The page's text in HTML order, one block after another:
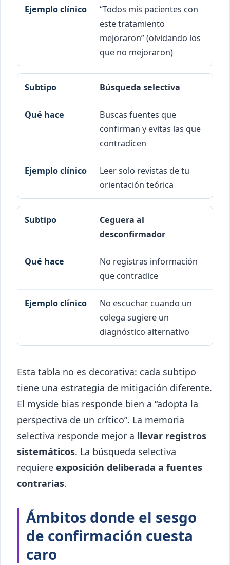
“Todos mis pacientes con
este tratamiento
mejoraron” (olvidando los
que no mejoraron)
Búsqueda selectiva
Buscas fuentes que
confirman y evitas las que
contradicen
Leer solo revistas de tu
orientación teórica
Ceguera al
desconfirmador
No registras información
que contradice
No escuchar cuando un
colega sugiere un
diagnóstico alternativo
Esta tabla no es decorativa: cada subtipo
tiene una estrategia de mitigación diferente.
El myside bias responde bien a “adopta la
perspectiva de un crítico”. La memoria
selectiva responde mejor a llevar registros
sistemáticos. La búsqueda selectiva
requiere exposición deliberada a fuentes
contrarias.
Ámbitos donde el sesgo
de confirmación cuesta
caro